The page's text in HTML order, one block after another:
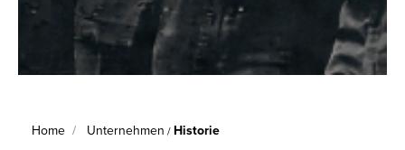
Home Unternehmen / Historie